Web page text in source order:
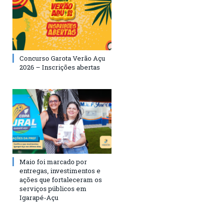
Concurso Garota Verão Açu
2026 – Inscrições abertas
Maio foi marcado por
entregas, investimentos e
ações que fortaleceram os
serviços públicos em
Igarapé-Açu